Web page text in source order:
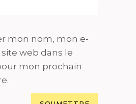
mon nom, mon e-
web dans le
mon prochain